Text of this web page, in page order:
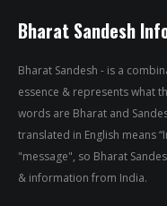
Bharat Sandesh
Bharat Sandesh - is a
essence & represents what
words are Bharat and
translated in English means
"message", so Bharat
& information from India.